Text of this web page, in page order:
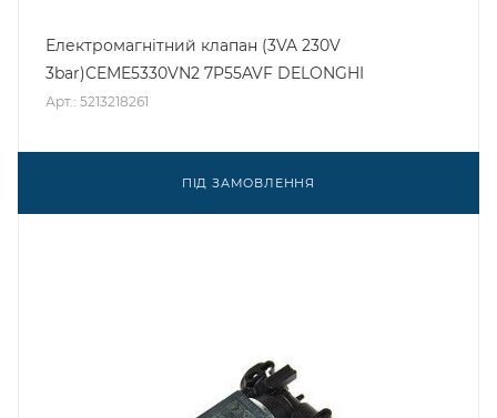
Електромагнітний клапан (3VA 230V
3bar)CEME5330VN2 7P55AVF DELONGHI
Арт.: 5213218261
ПІД ЗАМОВЛЕННЯ